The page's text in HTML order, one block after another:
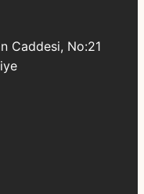
Caddesi, No:21